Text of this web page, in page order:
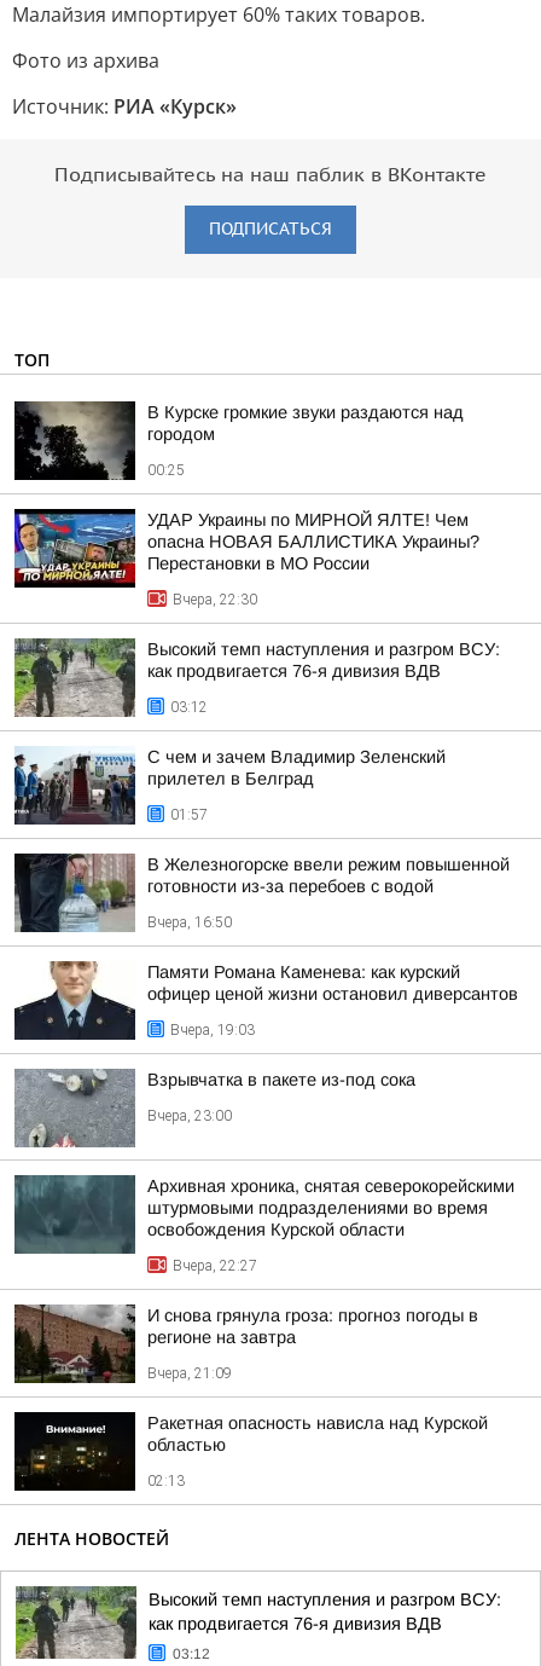
Малайзия импортирует 60% таких товаров.
Фото из архива
Источник: РИА «Курск»
Подписывайтесь на наш паблик в ВКонтакте
ПОДПИСАТЬСЯ
ТОП
В Курске громкие звуки раздаются над
городом
00:25
УДАР Украины по МИРНОЙ ЯЛТЕ! Чем
опасна НОВАЯ БАЛЛИСТИКА Украины?
Перестановки в МО России
Вчера, 22:30
Высокий темп наступления и разгром ВСУ:
как продвигается 76-я дивизия ВДВ
03:12
С чем и зачем Владимир Зеленский
прилетел в Белград
01:57
В Железногорске ввели режим повышенной
готовности из-за перебоев с водой
Вчера, 16:50
Памяти Романа Каменева: как курский
офицер ценой жизни остановил диверсантов
Вчера, 19:03
Взрывчатка в пакете из-под сока
Вчера, 23:00
Архивная хроника, снятая северокорейскими
штурмовыми подразделениями во время
освобождения Курской области
Вчера, 22:27
И снова грянула гроза: прогноз погоды в
регионе на завтра
Вчера, 21:09
Ракетная опасность нависла над Курской
областью
02:13
ЛЕНТА НОВОСТЕЙ
Высокий темп наступления и разгром ВСУ:
как продвигается 76-я дивизия ВДВ
03:12